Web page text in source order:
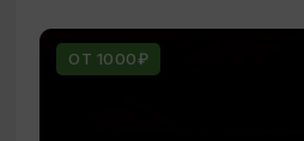
ОТ 1000₽